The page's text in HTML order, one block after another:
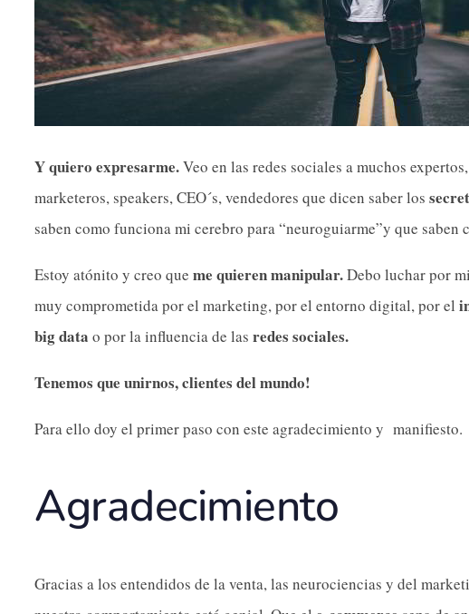
Y quiero expresarme.Veo en las redes sociales a muchos
marketeros, speakers, CEO´s, vendedores que dicen saber los
saben como funciona mi cerebro para “neuroguiarme”y que saben
Estoy atónito y creo que me quieren manipular.Debo luchar por
muy comprometida por el marketing, por el entorno digital, por el
big data o por la influencia de las redes sociales.
Tenemos que unirnos, clientes del mundo!
Para ello doy el primer paso con este agradecimiento y manifiesto.
Agradecimiento
Gracias a los entendidos de la venta, las neurociencias y del